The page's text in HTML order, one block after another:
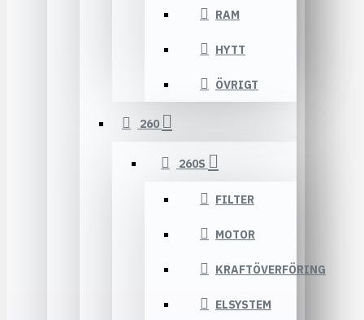
RAM
HYTT
ÖVRIGT
260
260S
FILTER
MOTOR
KRAFTÖVERFÖRING
ELSYSTEM